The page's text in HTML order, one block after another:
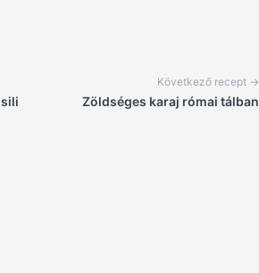
Következő recept →
Zöldséges karaj római tálban